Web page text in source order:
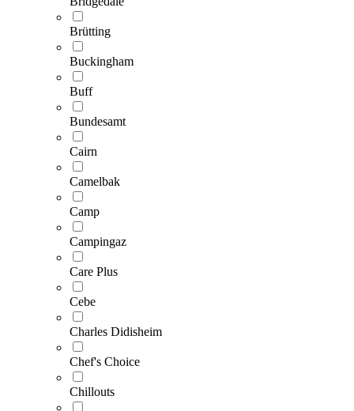
Brütting
Buckingham
Buff
Bundesamt
Cairn
Camelbak
Camp
Campingaz
Care Plus
Cebe
Charles Didisheim
Chef's Choice
Chillouts